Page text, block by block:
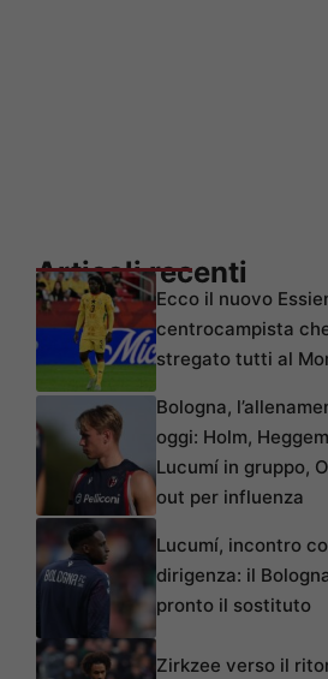
Articoli recenti
Ecco il nuovo
centrocampista
stregato tutti al
Bologna,
oggi: Holm,
Lucumí in gruppo,
out per influenza
Lucumí, incontro
dirigenza: il
pronto il sostituto
Zirkzee verso il